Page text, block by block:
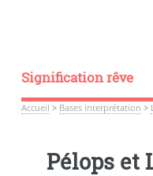
Signification rêve
Accueil > Bases interprétation >
Pélops et